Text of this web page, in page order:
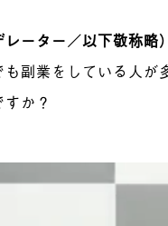
ーター／以下敬称略）
も副業をしている人
か？